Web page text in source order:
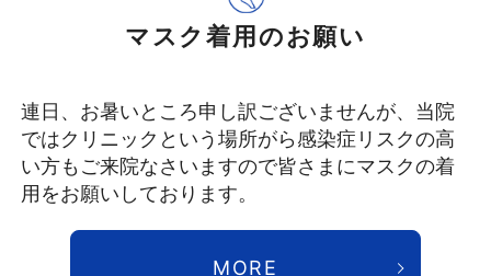
マスク着用のお願い
連日、お暑いところ申し訳ございませんが、当院
ではクリニックという場所がら感染症リスクの高
い方もご来院なさいますので皆さまにマスクの着
用をお願いしております。
MORE